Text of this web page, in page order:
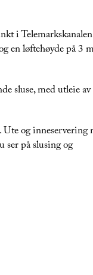
i
en løftehøyde på 3
sluse, med utleie av
og inneservering
ser på slusing og